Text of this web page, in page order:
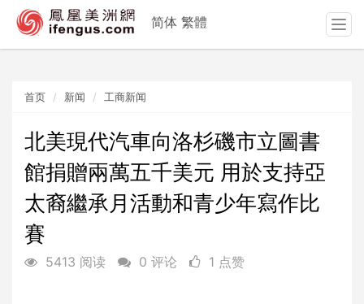
首页 新闻 工商新闻
北美現代汽車向洛杉磯市立圖書
館捐贈兩萬五千美元 用於支持亞
太裔繼承月活動和青少年寫作比
賽
5413 阅读 0 评论 1 点赞
简体 繁體
T
o